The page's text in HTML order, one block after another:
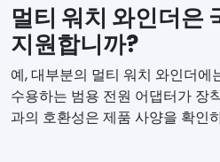
멀티 워치 와인더은
지원합니까?
예, 대부분의 멀티 워치 와인더에
수용하는 범용 전원 어댑터가 장
과의 호환성은 제품 사양을 확인